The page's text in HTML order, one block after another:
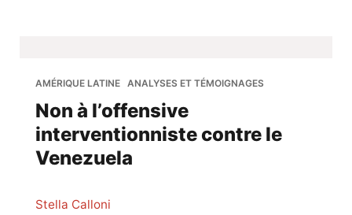
AMÉRIQUE LATINE ANALYSES ET TÉMOIGNAGES
Non à l’offensive
interventionniste contre le
Venezuela
Stella Calloni